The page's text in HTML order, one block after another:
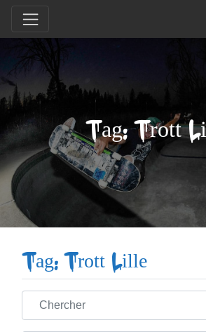
Tag: Trott
Tag: Trott Lille
Chercher